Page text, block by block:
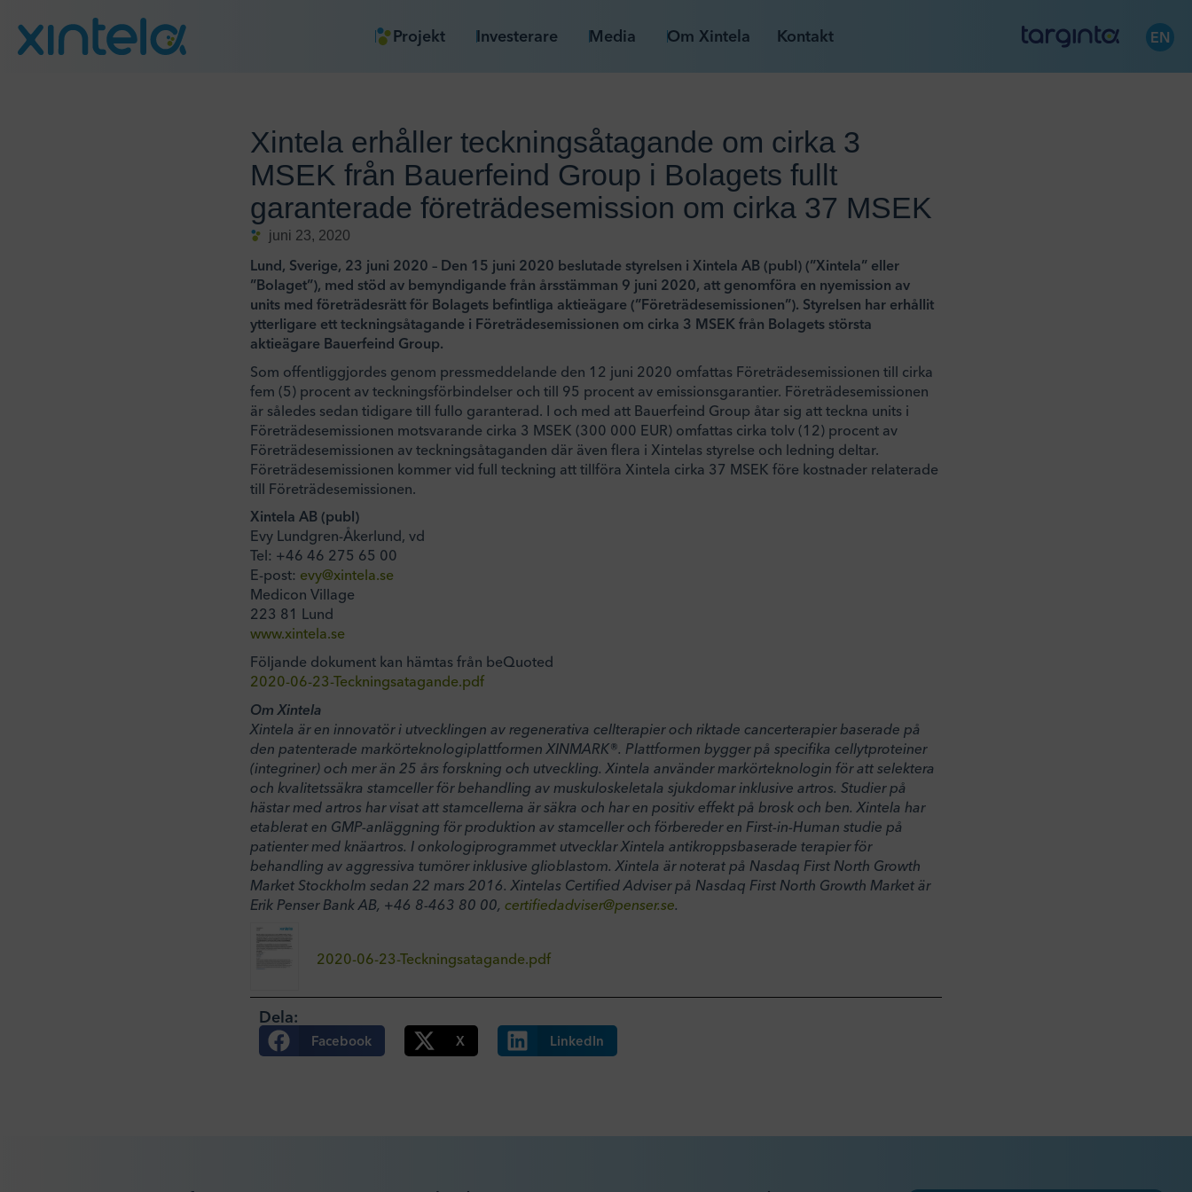
Projekt Investerare Media Om Xintela Kontakt EN
Xintela erhåller teckningsåtagande om cirka 3
MSEK från Bauerfeind Group i Bolagets fullt
garanterade företrädesemission om cirka 37 MSEK
juni 23, 2020
Lund, Sverige, 23 juni 2020 – Den 15 juni 2020 beslutade styrelsen i Xintela AB (publ) (”Xintela” eller
”Bolaget”), med stöd av bemyndigande från årsstämman 9 juni 2020, att genomföra en nyemission av
units med företrädesrätt för Bolagets befintliga aktieägare (”Företrädesemissionen”). Styrelsen har erhållit
ytterligare ett teckningsåtagande i Företrädesemissionen om cirka 3 MSEK från Bolagets största
aktieägare Bauerfeind Group.
Som offentliggjordes genom pressmeddelande den 12 juni 2020 omfattas Företrädesemissionen till cirka
fem (5) procent av teckningsförbindelser och till 95 procent av emissionsgarantier. Företrädesemissionen
är således sedan tidigare till fullo garanterad. I och med att Bauerfeind Group åtar sig att teckna units i
Företrädesemissionen motsvarande cirka 3 MSEK (300 000 EUR) omfattas cirka tolv (12) procent av
Företrädesemissionen av teckningsåtaganden där även flera i Xintelas styrelse och ledning deltar.
Företrädesemissionen kommer vid full teckning att tillföra Xintela cirka 37 MSEK före kostnader relaterade
till Företrädesemissionen.
Xintela AB (publ)
Evy Lundgren-Åkerlund, vd
Tel: +46 46 275 65 00
E-post: evy@xintela.se
Medicon Village
223 81 Lund
www.xintela.se
Följande dokument kan hämtas från beQuoted
2020-06-23-Teckningsatagande.pdf
Om Xintela
Xintela är en innovatör i utvecklingen av regenerativa cellterapier och riktade cancerterapier baserade på
den patenterade markörteknologiplattformen XINMARK®. Plattformen bygger på specifika cellytproteiner
(integriner) och mer än 25 års forskning och utveckling. Xintela använder markörteknologin för att selektera
och kvalitetssäkra stamceller för behandling av muskuloskeletala sjukdomar inklusive artros. Studier på
hästar med artros har visat att stamcellerna är säkra och har en positiv effekt på brosk och ben. Xintela har
etablerat en GMP-anläggning för produktion av stamceller och förbereder en First-in-Human studie på
patienter med knäartros. I onkologiprogrammet utvecklar Xintela antikroppsbaserade terapier för
behandling av aggressiva tumörer inklusive glioblastom. Xintela är noterat på Nasdaq First North Growth
Market Stockholm sedan 22 mars 2016. Xintelas Certified Adviser på Nasdaq First North Growth Market är
Erik Penser Bank AB, +46 8-463 80 00, certifiedadviser@penser.se.
2020-06-23-Teckningsatagande.pdf
Dela:
Facebook X LinkedIn